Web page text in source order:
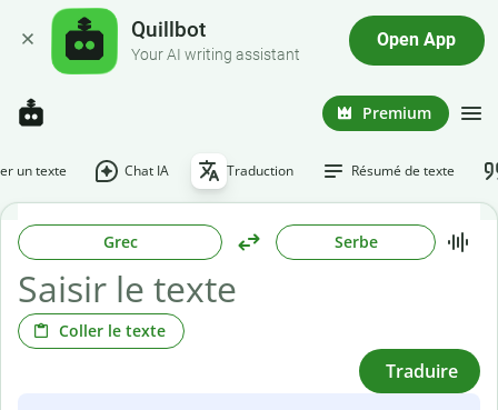
Quillbot
Your AI writing assistant
Open App
Premium
un texte Chat IA Traduction Résumé de texte
Grec Serbe
Coller le texte
Traduire